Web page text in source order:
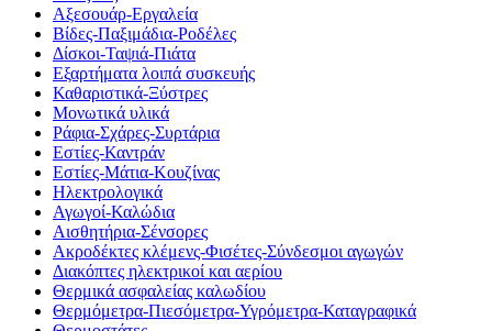
Αξεσουάρ-Εργαλεία
Βίδες-Παξιμάδια-Ροδέλες
Δίσκοι-Ταψιά-Πιάτα
Εξαρτήματα λοιπά συσκευής
Καθαριστικά-Ξύστρες
Μονωτικά υλικά
Ράφια-Σχάρες-Συρτάρια
Εστίες-Καντράν
Εστίες-Μάτια-Κουζίνας
Ηλεκτρολογικά
Αγωγοί-Καλώδια
Αισθητήρια-Σένσορες
Ακροδέκτες κλέμενς-Φισέτες-Σύνδεσμοι αγωγών
Διακόπτες ηλεκτρικοί και αερίου
Θερμικά ασφαλείας καλωδίου
Θερμόμετρα-Πιεσόμετρα-Υγρόμετρα-Καταγραφικά